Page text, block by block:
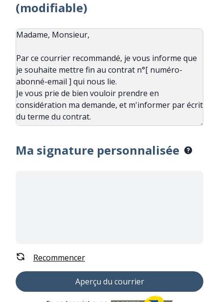
(modifiable)
Ma signature personnalisée
Recommencer
Aperçu du courrier